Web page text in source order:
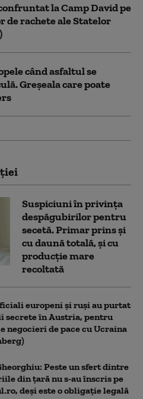
la Camp David pe
rachete ale Statelor
când asfaltul se
Greșeala care poate
Suspiciuni în privința
despăgubirilor pentru
secetă. Primar prins și
cu daună totală, și cu
producție mare
recoltată
europeni și ruși au purtat
secrete în Austria, pentru
negocieri de pace cu Ucraina
Peste un sfert dintre
din țară nu s-au înscris pe
deși este o obligație legală